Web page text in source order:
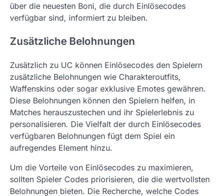
über die neuesten Boni, die durch Einlösecodes
verfügbar sind, informiert zu bleiben.
Zusätzliche Belohnungen
Zusätzlich zu UC können Einlösecodes den Spielern
zusätzliche Belohnungen wie Charakteroutfits,
Waffenskins oder sogar exklusive Emotes gewähren.
Diese Belohnungen können den Spielern helfen, in
Matches herauszustechen und ihr Spielerlebnis zu
personalisieren. Die Vielfalt der durch Einlösecodes
verfügbaren Belohnungen fügt dem Spiel ein
aufregendes Element hinzu.
Um die Vorteile von Einlösecodes zu maximieren,
sollten Spieler Codes priorisieren, die die wertvollsten
Belohnungen bieten. Die Recherche, welche Codes